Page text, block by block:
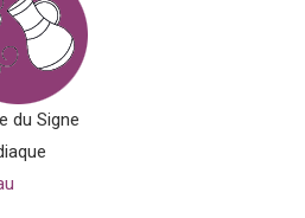
du Signe